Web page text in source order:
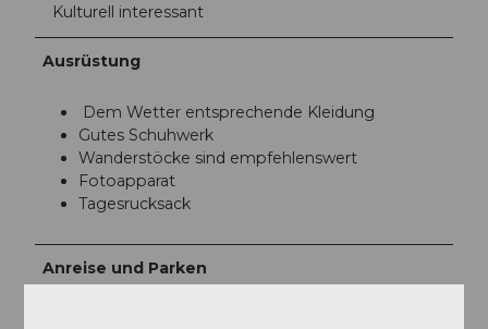
Kulturell interessant
Ausrüstung
Dem Wetter entsprechende Kleidung
Gutes Schuhwerk
Wanderstöcke sind empfehlenswert
Fotoapparat
Tagesrucksack
Anreise und Parken